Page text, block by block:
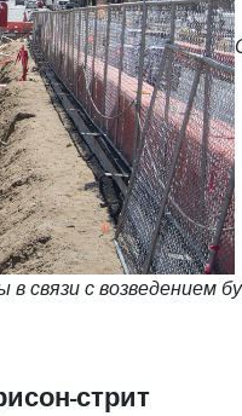
связи с возведением
стрит